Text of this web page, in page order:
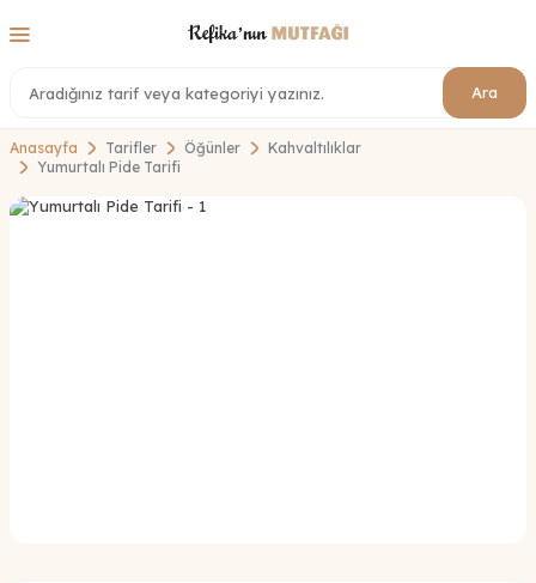
Ara
Anasayfa Tarifler Öğünler
Kahvaltılıklar
Yumurtalı Pide Tarifi